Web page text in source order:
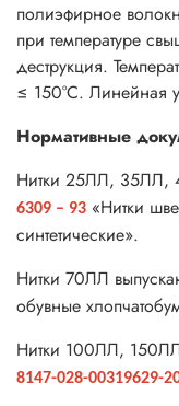
полиэфирное
при температуре
деструкция.
≤ 150°С. Линейная
Нормативные
Нитки 25ЛЛ, 35ЛЛ,
6309 – 93 «Нитки
синтетические».
Нитки 70ЛЛ
обувные
Нитки 100ЛЛ,
8147-028-00319629-